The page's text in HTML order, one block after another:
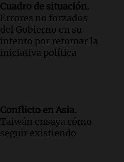
Cuadro de situación.
Errores no forzados
del Gobierno en su
intento por retomar la
iniciativa política
Conflicto en Asia.
Taiwán ensaya cómo
seguir existiendo